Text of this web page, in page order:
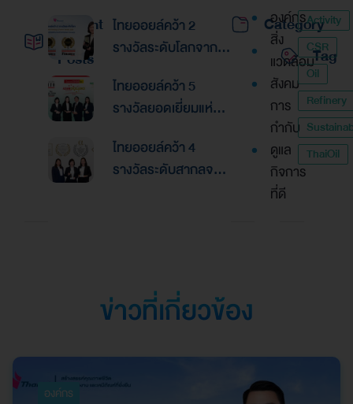
Recent
Posts
ไทยออยล์คว้า 2
รางวัลระดับโลกจาก
Finance Awards
2026ตอกย้ำความเป็น
เลิศด้านการบริหาร
การเงินและการระดม
ทุน
ไทยออยล์คว้า 5
รางวัลยอดเยี่ยมแห่ง
รางวัล “Asian
Excellence Award
ไทยออยล์คว้า 4
รางวัลระดับสากลจาก
Category
องค์กร
สิ่ง
แวดล้อม
สังคม
การ
กำกับ
ดูแล
กิจการ
ที่ดี
Tag
Activity
CSR
Oil
Refinery
ThaiOil
ข่าวที่เกี่ยวข้อง
องค์กร